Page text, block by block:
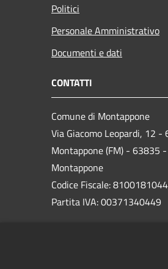
Politici
Personale Amministrativo
Documenti e dati
CONTATTI
Comune di Montappone
Via Giacomo Leopardi, 12 -
Montappone (FM) - 63835 -
Montappone
Codice Fiscale:
Partita IVA: 00371340449